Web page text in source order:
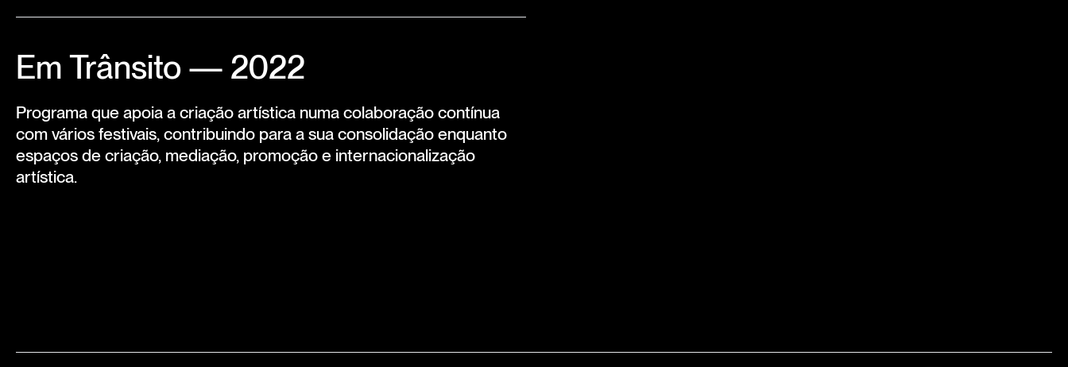
Em Trânsito — 2022
Programa que apoia a criação artística numa colaboração contínua
com vários festivais, contribuindo para a sua consolidação enquanto
espaços de criação, mediação, promoção e internacionalização
artística.